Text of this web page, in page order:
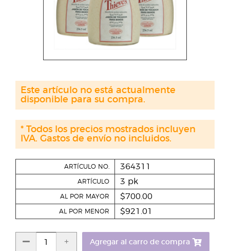
ARTÍCULO NO. 364311
ARTÍCULO 3 pk
AL POR MAYOR $700.00
AL POR MENOR $921.01
Agregar al carro de compra
Este artículo no está actualmente
disponible para su compra.
* Todos los precios mostrados incluyen
IVA. Gastos de envío no incluidos.